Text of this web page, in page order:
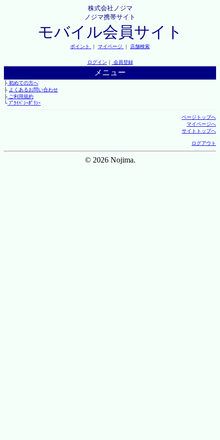
株式会社ノジマ
ノジマ携帯サイト
モバイル会員サイト
ポイント ｜ マイページ ｜ 店舗検索
ログイン ｜ 会員登録
メニュー
├初めての方へ
├ よくあるお問い合わせ
├ご利用規約
└ﾌﾟﾗｲﾊﾞｼｰﾎﾟﾘｼｰ
ページトップへ
マイページへ
サイトトップへ
ログアウト
© 2026 Nojima.